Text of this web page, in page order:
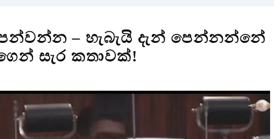
– හැබැයි දැන් පෙන්නන්නේ
සැර කතාවක්!